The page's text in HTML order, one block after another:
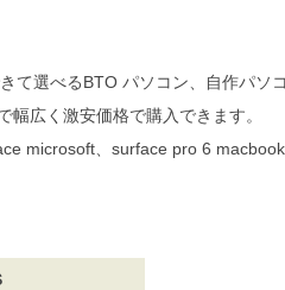
て選べるBTO パソコン、自作パソ
幅広く 激安価格で購入できます。
microsoft、surface pro 6